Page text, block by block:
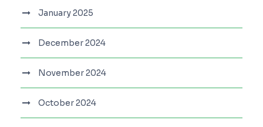
January 2025
December 2024
November 2024
October 2024